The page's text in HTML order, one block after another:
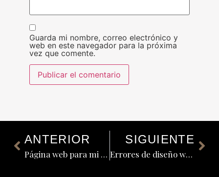
Guarda mi nombre, correo electrónico y
web en este navegador para la próxima
vez que comente.
ANTERIOR
Página web para mi negocio que atrae clientes y vende 24/7
SIGUIENTE
Errores de diseño web que están frenando el crecimiento de tu negocio